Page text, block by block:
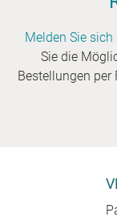
Melden Sie
Sie die
Bestellungen per